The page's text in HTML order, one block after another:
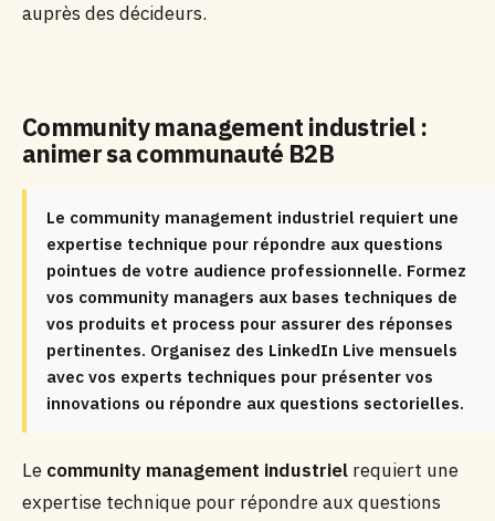
auprès des décideurs.
Community management industriel :
animer sa communauté B2B
Le community management industriel requiert une
expertise technique pour répondre aux questions
pointues de votre audience professionnelle. Formez
vos community managers aux bases techniques de
vos produits et process pour assurer des réponses
pertinentes. Organisez des LinkedIn Live mensuels
avec vos experts techniques pour présenter vos
innovations ou répondre aux questions sectorielles.
Le community management industriel requiert une
expertise technique pour répondre aux questions